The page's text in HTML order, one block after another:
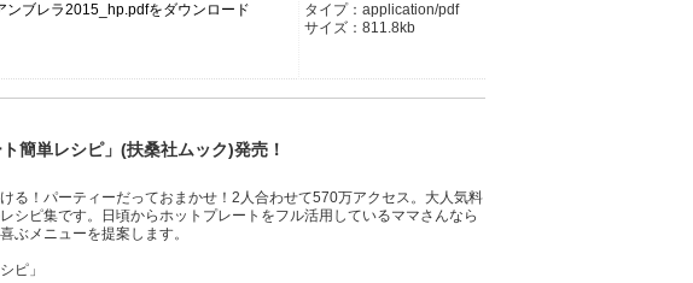
ンブレラ2015_hp.pdfをダウンロード
タイプ：application/pdf
サイズ：811.8kb
簡単レシピ」(扶桑社ムック)発売！
る！パーティーだっておまかせ！2人合わせて570万アクセス。大人気料
シピ集です。日頃からホットプレートをフル活用しているママさんなら
ぶメニューを提案します。
ピ」